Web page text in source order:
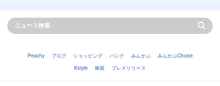
Peachy ブログ ショッピング バンク みんかぶ
みんかぶChoice
Kstyle
株探 プレスリリース